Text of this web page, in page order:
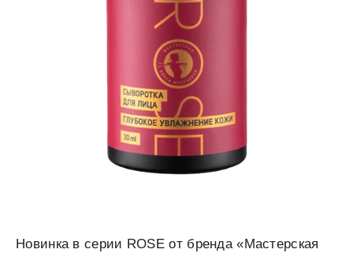
Новинка в серии ROSE от бренда «Мастерская